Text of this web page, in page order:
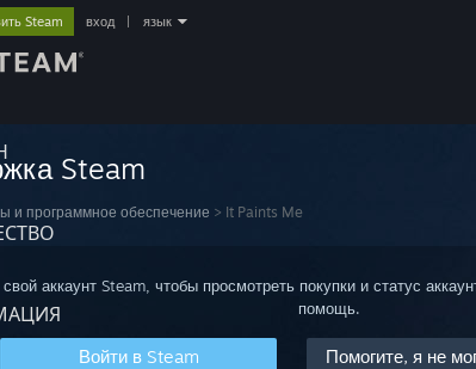
Steam вход язык
Steam
и программное обеспечение > It Paints Me
аккаунт Steam, чтобы просмотреть покупки и статус
помощь.
Войти в Steam Помогите, я не